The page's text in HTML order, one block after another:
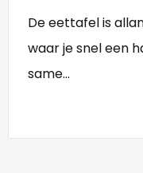
De eettafel is
waar je snel een
same...